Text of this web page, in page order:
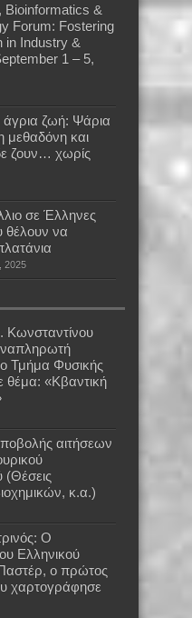
Bioinformatics &
Forum: Fostering
in Industry &
1 – 5,
άγρια ζωή: Ψάρια
μεθαδόνη και
ζουν… χωρίς
σε Έλληνες
θέλουν να
2025
Κωνσταντίνου
Τμήμα Φυσικής
«Κβαντική
αιτήσεων
κ.α.)
Ο
Ελληνικού
Παστέρ, ο πρώτος
χαρτογράφησε